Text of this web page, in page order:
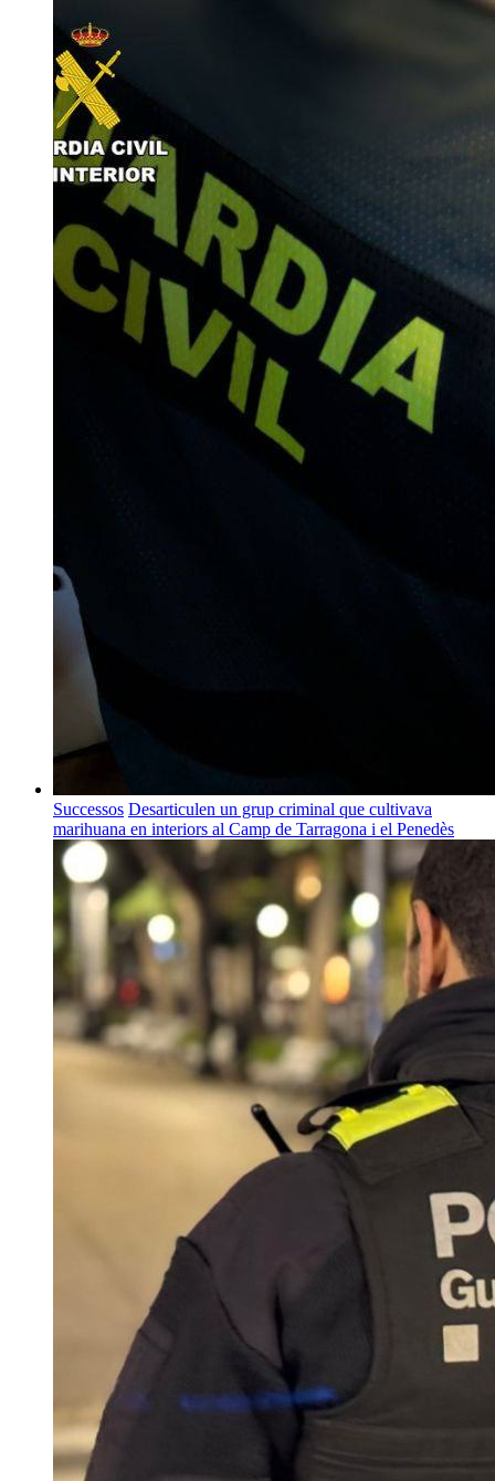
Successos Desarticulen un grup criminal que cultivava
marihuana en interiors al Camp de Tarragona i el Penedès